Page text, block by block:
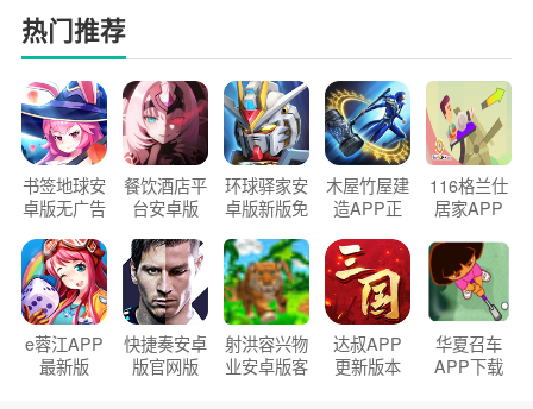
热门推荐
书签地球安
卓版无广告
餐饮酒店平
台安卓版
环球驿家安
卓版新版免
木屋竹屋建
造APP正
116格兰仕
居家APP
e蓉江APP
最新版
快捷奏安卓
版官网版
射洪容兴物
业安卓版客
达叔APP
更新版本
华夏召车
APP下载